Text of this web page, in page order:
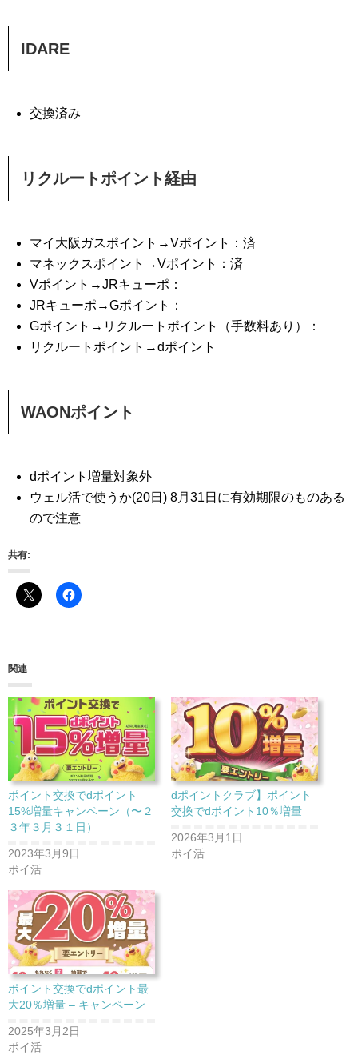
IDARE
交換済み
リクルートポイント経由
マイ大阪ガスポイント→Vポイント：済
マネックスポイント→Vポイント：済
Vポイント→JRキューポ：
JRキューポ→Gポイント：
Gポイント→リクルートポイント（手数料あり）：
リクルートポイント→dポイント
WAONポイント
dポイント増量対象外
ウェル活で使うか(20日) 8月31日に有効期限のものある
ので注意
共有:
関連
ポイント交換でdポイント
15%増量キャンペーン（〜２
３年３月３１日）
2023年3月9日
ポイ活
dポイントクラブ】ポイント
交換でdポイント10％増量
2026年3月1日
ポイ活
ポイント交換でdポイント最
大20％増量 – キャンペーン
2025年3月2日
ポイ活